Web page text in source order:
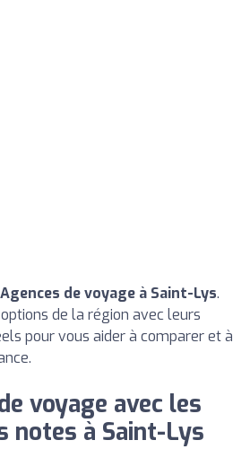
Agences de voyage à Saint-Lys.
de la région avec leurs
pour vous aider à comparer et à
voyage avec les
notes à Saint-Lys